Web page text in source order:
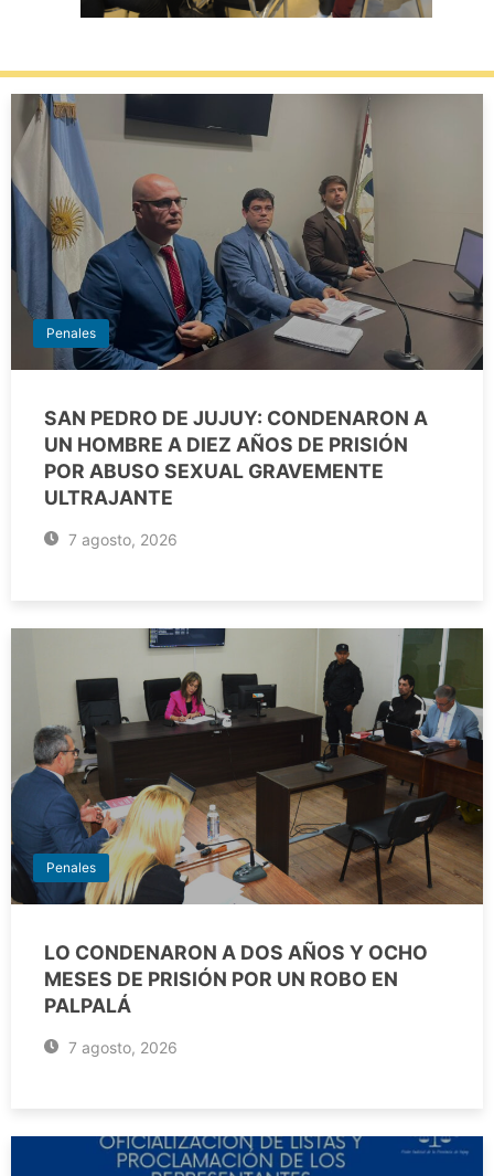
Penales
SAN PEDRO DE JUJUY: CONDENARON A
UN HOMBRE A DIEZ AÑOS DE PRISIÓN
POR ABUSO SEXUAL GRAVEMENTE
ULTRAJANTE
7 agosto, 2026
Penales
LO CONDENARON A DOS AÑOS Y OCHO
MESES DE PRISIÓN POR UN ROBO EN
PALPALÁ
7 agosto, 2026